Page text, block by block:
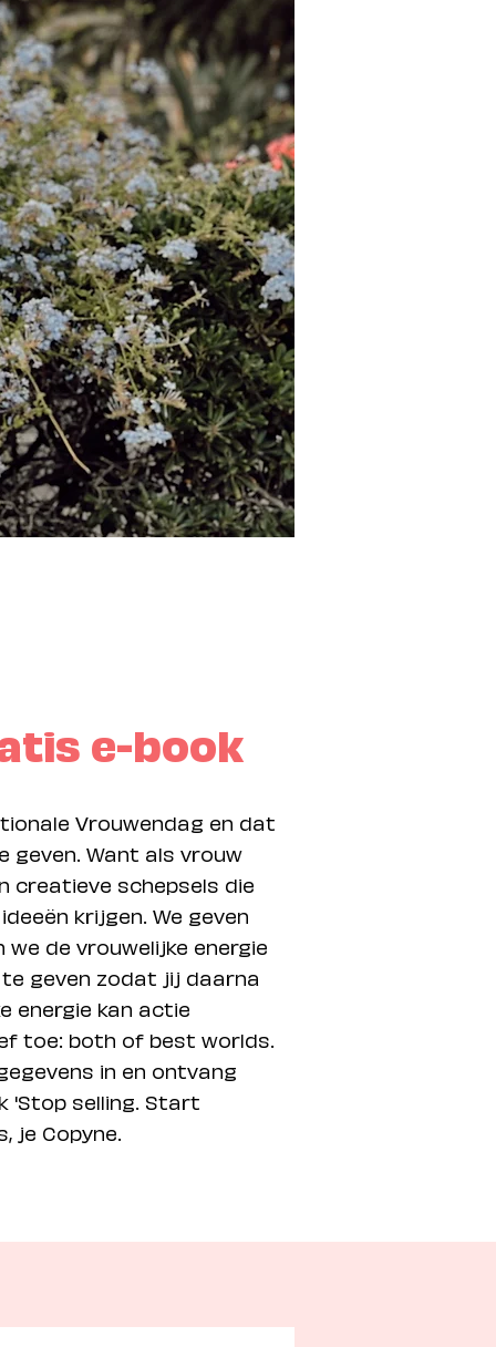
e-book
Vrouwendag en dat
geven. Want als vrouw
creatieve schepsels die
krijgen. We geven
de vrouwelijke energie
geven zodat jij daarna
energie kan actie
toe: both of best worlds.
in en ontvang
'Stop selling. Start
je Copyne.